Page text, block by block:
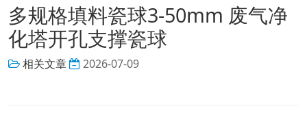
多规格填料瓷球3-50mm 废气净
化塔开孔支撑瓷球
相关文章 2026-07-09